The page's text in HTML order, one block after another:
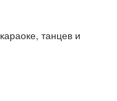
танцев и